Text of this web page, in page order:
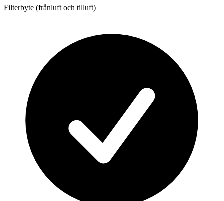
Filterbyte (frånluft och tilluft)